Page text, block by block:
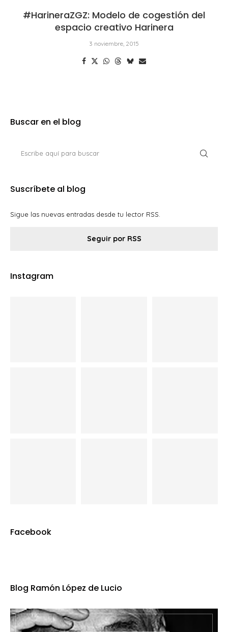
#HarineraZGZ: Modelo de cogestión del
espacio creativo Harinera
3 noviembre, 2015
Buscar en el blog
Suscríbete al blog
Sigue las nuevas entradas desde tu lector RSS.
Seguir por RSS
Instagram
Facebook
Blog Ramón López de Lucio